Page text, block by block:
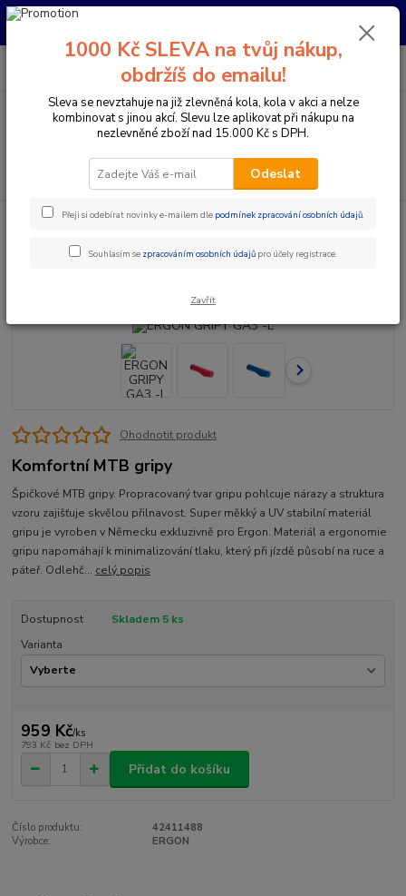
Pro nachystání kola / doplňků na prodejně si prosím zavolejte dopředu.
Menu
CZK
PO-PÁ 10:00-17:00 | SO: 9:00-12:00
Komponenty na kolo Gripy a omotávky
Gripy klasické / MTB
Ohodnotit produkt
Komfortní MTB gripy
Špičkové MTB gripy. Propracovaný tvar gripu pohlcuje nárazy a struktura
vzoru zajišťuje skvělou přilnavost. Super měkký a UV stabilní materiál
gripu je vyroben v Německu exkluzivně pro Ergon. Materiál a ergonomie
gripu napomáhají k minimalizování tlaku, který při jízdě působí na ruce a
páteř. Odlehč... celý popis
Dostupnost
Skladem 5 ks
Varianta
959 Kč/ks
793 Kč bez DPH
Přidat do košíku
Číslo produktu:
42411488
Výrobce:
ERGON
1000 Kč SLEVA na tvůj nákup,
obdržíš do emailu!
Sleva se nevztahuje na již zlevněná kola, kola v akci a nelze
kombinovat s jinou akcí. Slevu lze aplikovat při nákupu na
nezlevněné zboží nad 15.000 Kč s DPH.
Odeslat
Přeji si odebírat novinky e-mailem dle podmínek zpracování osobních údajů.
Souhlasím se zpracováním osobních údajů pro účely registrace.
Zavřít